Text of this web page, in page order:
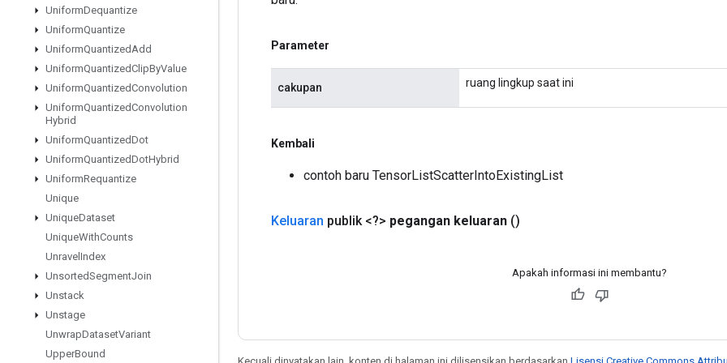
UniformDequantize
UniformQuantize
UniformQuantizedAdd
UniformQuantizedClipByValue
UniformQuantizedConvolution
UniformQuantizedConvolution
Hybrid
UniformQuantizedDot
UniformQuantizedDotHybrid
UniformRequantize
Unique
UniqueDataset
UniqueWithCounts
Unravel Index
UnsortedSegmentJoin
Unstack
Unstage
UnwrapDatasetVariant
UpperBound
Parameter
cakupan ruang lingkup saat ini
Kembali
contoh baru TensorListScatterIntoExistingList
Keluaran publik <?> pegangan keluaran ()
Apakah informasi ini membantu?